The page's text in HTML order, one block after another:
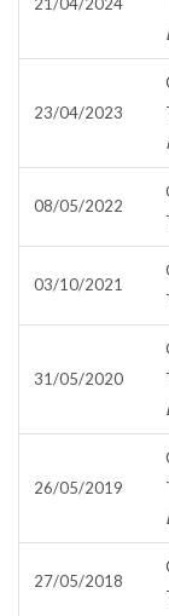
23/04/2023
08/05/2022
03/10/2021
31/05/2020
26/05/2019
27/05/2018